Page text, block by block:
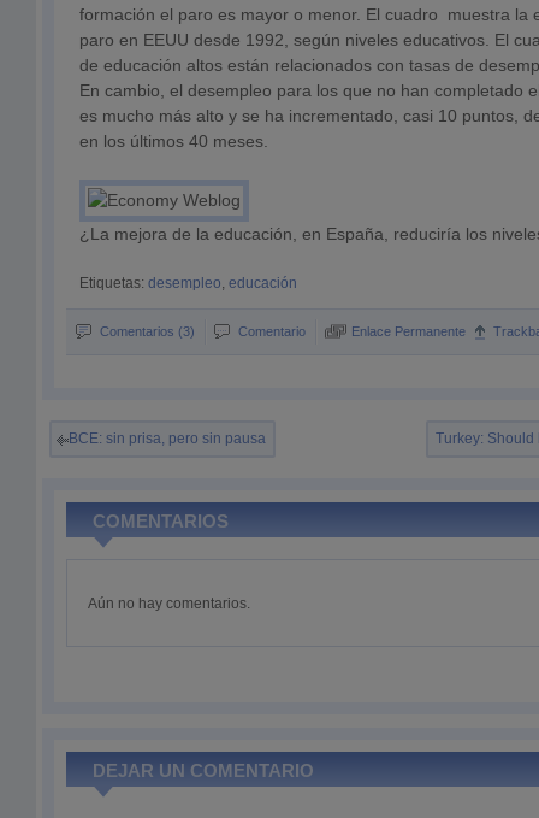
formación el paro es mayor o menor. El cuadro muestra la
paro en EEUU desde 1992, según niveles educativos. El
de educación altos están relacionados con tasas de
En cambio, el desempleo para los que no han completado
es mucho más alto y se ha incrementado, casi 10 puntos,
en los últimos 40 meses.
¿La mejora de la educación, en España, reduciría los
Etiquetas: desempleo, educación
Comentarios (3) Comentario Enlace Permanente
BCE: sin prisa, pero sin pausa Turkey: Should
COMENTARIOS
Aún no hay comentarios.
DEJAR UN COMENTARIO